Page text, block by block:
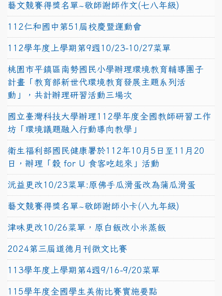
藝文競賽得獎名單~敬師謝師作文(七八年級)
112仁和國中第51屆校慶暨運動會
112學年度上學期第9週10/23-10/27菜單
桃園市平鎮區南勢國民小學辦理環境教育輔導團子
計畫「教育部新世代環境教育發展主題系列活
動」，共計辦理研習活動三場次
國立臺灣科技大學辦理112學年度全國教師研習工作
坊「環境議題融入行動導向教學」
衛生福利部國民健康署於112年10月5日至11月20
日，辦理「穀 for U 食客吃起來」活動
沅益更改10/23菜單:原佛手瓜滑蛋改為蒲瓜滑蛋
藝文競賽得獎名單~敬師謝師小卡(八九年級)
津味更改10/26菜單，原白飯改小米蒸飯
2024第三屆道德月刊徵文比賽
113學年度上學期第4週9/16-9/20菜單
115學年度全國學生美術比賽實施要點